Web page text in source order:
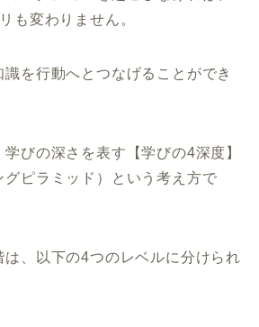
も変わりません。
を行動へとつなげることができ
びの深さを表す【学びの4深度】
グピラミッド）という考え方で
、以下の4つのレベルに分けられ